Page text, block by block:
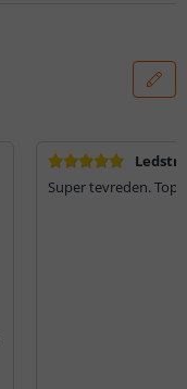
Super tevreden. Top